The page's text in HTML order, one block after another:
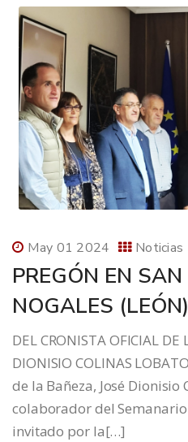
May 01 2024 Noticias
PREGÓN EN
NOGALES
DEL CRONISTA OFICIAL DE
DIONISIO COLINAS
de la Bañeza, José Dionisio
colaborador del
invitado por la[…]